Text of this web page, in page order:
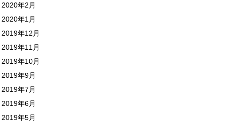
2020年2月
2020年1月
2019年12月
2019年11月
2019年10月
2019年9月
2019年7月
2019年6月
2019年5月